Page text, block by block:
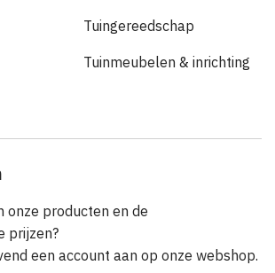
Tuingereedschap
Tuinmeubelen & inrichting
onze producten en de
prijzen?
een account aan op onze webshop.